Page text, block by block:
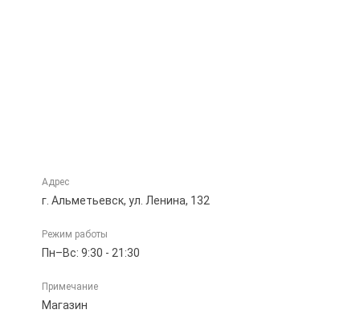
Адрес
г. Альметьевск, ул. Ленина, 132
Режим работы
Пн–Вс: 9:30 - 21:30
Примечание
Магазин